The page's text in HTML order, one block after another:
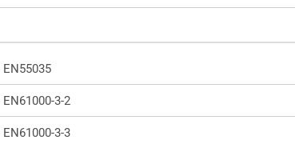
EN55035
EN61000-3-2
EN61000-3-3